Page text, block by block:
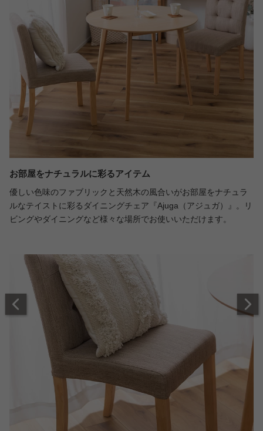
お部屋をナチュラルに彩るアイテム
優しい色味のファブリックと天然木の風合いがお部屋をナチュラ
ルなテイストに彩るダイニングチェア『Ajuga（アジュガ）』。リ
ビングやダイニングなど様々な場所でお使いいただけます。